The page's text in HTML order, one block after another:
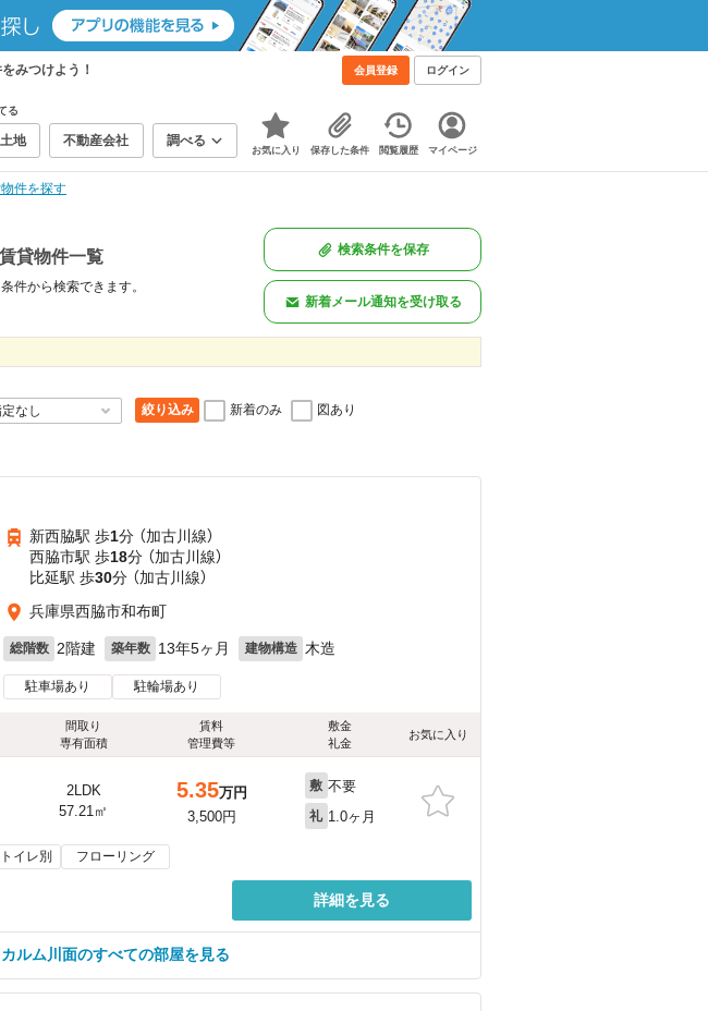
みつけよう！ 会員登録 ログイン
る
土地 不動産会社 調べる
お気に入り 保存した条件 閲覧履歴 マイページ
件を探す
貸物件一覧
件から検索できます。
検索条件を保存
新着メール通知を受け取る
絞り込み 新着のみ 図あり
新西脇駅 歩1分 （加古川線）
西脇市駅 歩18分 （加古川線）
比延駅 歩30分 （加古川線）
兵庫県西脇市和布町
総階数 2階建 築年数 13年5ヶ月 建物構造 木造
駐車場あり 駐輪場あり
間取り
専有面積
賃料
管理費等
敷金
礼金
お気に入り
2LDK
57.21㎡
5.35万円
3,500円
敷 不要
礼 1.0ヶ月
イレ別 フローリング
詳細を見る
カルム川面のすべての部屋を見る